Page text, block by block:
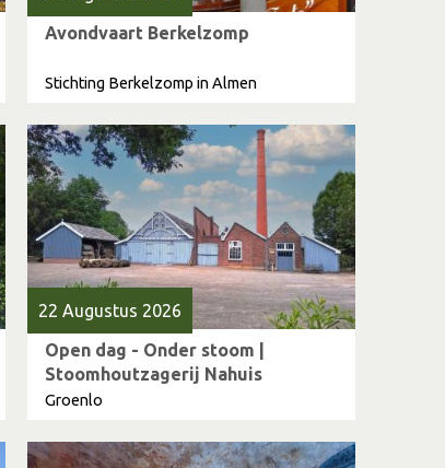
Avondvaart Berkelzomp
Stichting Berkelzomp in Almen
22 Augustus 2026
Open dag - Onder stoom |
Stoomhoutzagerij Nahuis
Groenlo